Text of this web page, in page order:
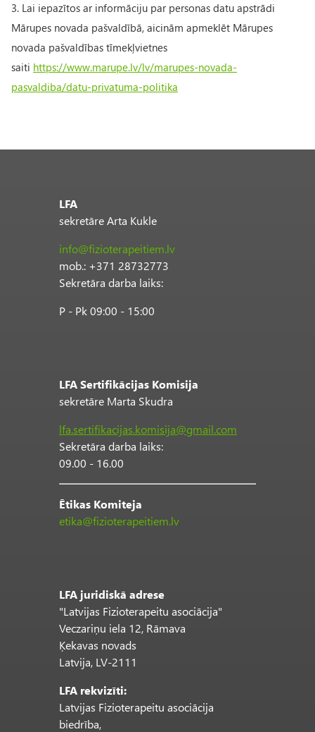
3. Lai iepazītos ar informāciju par personas datu apstrādi
Mārupes novada pašvaldībā, aicinām apmeklēt Mārupes
novada pašvaldības tīmekļvietnes
saiti https://www.marupe.lv/lv/marupes-novada-
pasvaldiba/datu-privatuma-politika
LFA
sekretāre Arta Kukle
info@fizioterapeitiem.lv
mob.: +371 28732773
Sekretāra darba laiks:
P - Pk 09:00 - 15:00
LFA Sertifikācijas Komisija
sekretāre Marta Skudra
lfa.sertifikacijas.komisija@gmail.com
Sekretāra darba laiks:
09.00 - 16.00
Ētikas Komiteja
etika@fizioterapeitiem.lv
LFA juridiskā adrese
"Latvijas Fizioterapeitu asociācija"
Veczariņu iela 12, Rāmava
Ķekavas novads
Latvija, LV-2111
LFA rekvizīti:
Latvijas Fizioterapeitu asociācija
biedrība,